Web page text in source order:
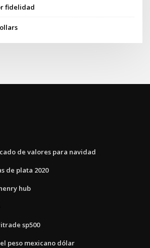
fidelidad
de valores para navidad
de plata 2020
hub
sp500
peso mexicano dólar